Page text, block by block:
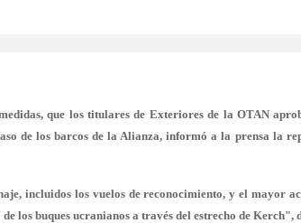
que los titulares de Exteriores de la OTAN
de los barcos de la Alianza, informó a la prensa la
incluidos los vuelos de reconocimiento, y el mayor
los buques ucranianos a través del estrecho de Kerch",